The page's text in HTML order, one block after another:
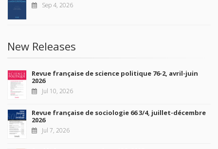
Sep 4, 2026
New Releases
Revue française de science politique 76-2, avril-juin
2026
Jul 10, 2026
Revue française de sociologie 66 3/4, juillet-décembre
2026
Jul 7, 2026